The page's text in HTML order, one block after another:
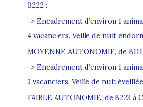
B222 :
-> Encadrement d’environ 1
4 vacanciers. Veille de nuit
MOYENNE AUTONOMIE, de B111
-> Encadrement d’environ 1
3 vacanciers. Veille de nuit éveillée
FAIBLE AUTONOMIE, de B223 à